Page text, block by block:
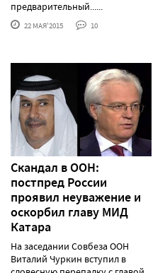
предварительный......
22 МАЯ'2015 10
Скандал в ООН:
постпред России
проявил неуважение и
оскорбил главу МИД
Катара
На заседании Совбеза ООН
Виталий Чуркин вступил в